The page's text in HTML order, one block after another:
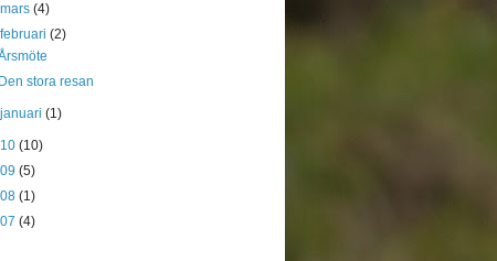
mars(4)
februari(2)
Den stora resan
januari(1)
(10)
(5)
(1)
(4)